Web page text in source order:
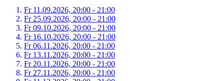
Fr 11.09.2026, 20:00 - 21:00
Fr 25.09.2026, 20:00 - 21:00
Fr 09.10.2026, 20:00 - 21:00
Fr 16.10.2026, 20:00 - 21:00
Fr 06.11.2026, 20:00 - 21:00
Fr 13.11.2026, 20:00 - 21:00
Fr 20.11.2026, 20:00 - 21:00
Fr 27.11.2026, 20:00 - 21:00